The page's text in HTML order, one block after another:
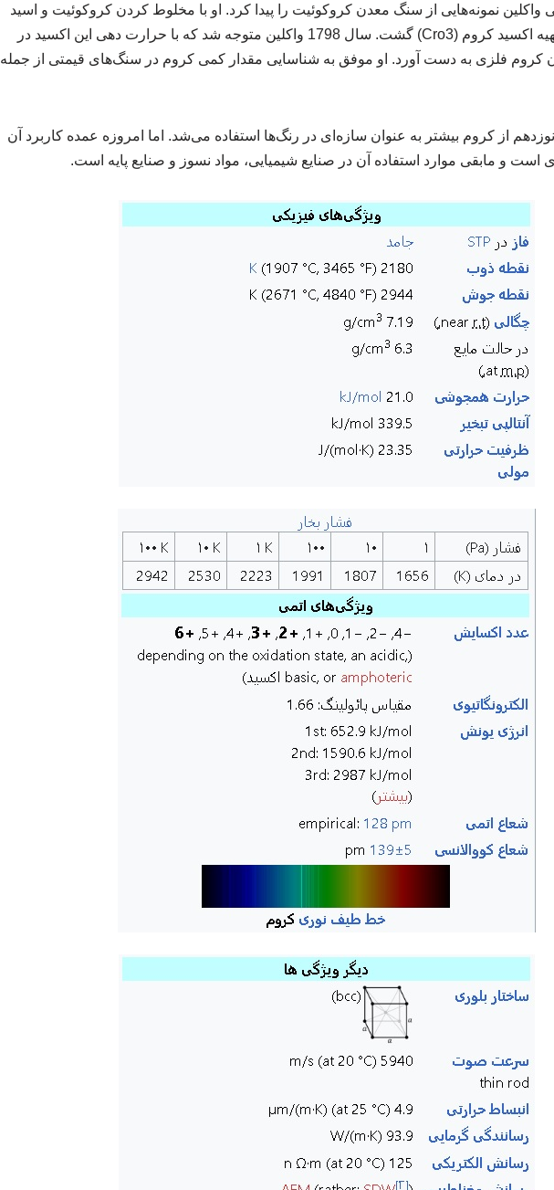
لوئی واکلین نمونه‌هایی از سنگ معدن کروکوئیت را پیدا کرد. او با مخلوط کردن کروکوئیت و اسید
هیدروکلریک موفق به تهیه اکسید کروم (Cro3) گشت. سال 1798 واکلین متوجه شد که با حرارت دهی این اکسید در
کروم فلزی به دست آورد. او موفق به شناسایی مقدار کمی کروم در سنگ‌های قیمتی از جمله
از کروم بیشتر به عنوان سازه‌ای در رنگ‌ها استفاده می‌شد. اما امروزه عمده کاربرد آن